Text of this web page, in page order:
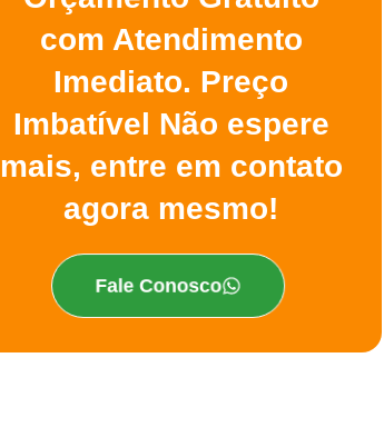
com Atendimento
Imediato. Preço
Imbatível Não espere
mais, entre em contato
agora mesmo!
Fale Conosco